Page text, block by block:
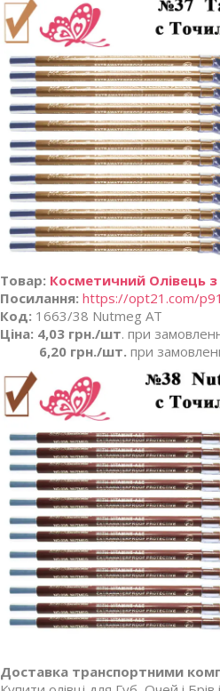
Товар: Косметичний Олівець
Посилання: https://opt21.com/
Код: 1663/38 Nutmeg AT
Ціна: 4,03 грн./шт. при
6,20 грн./шт. при
Доставка транспортними